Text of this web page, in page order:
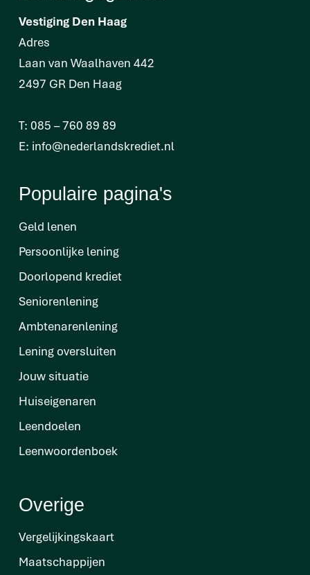
Vestiging Den Haag
Adres
Laan van Waalhaven 442
2497 GR Den Haag
T: 085 – 760 89 89
E: info@nederlandskrediet.nl
Populaire pagina's
Geld lenen
Persoonlijke lening
Doorlopend krediet
Seniorenlening
Ambtenarenlening
Lening oversluiten
Jouw situatie
Huiseigenaren
Leendoelen
Leenwoordenboek
Overige
Vergelijkingskaart
Maatschappijen